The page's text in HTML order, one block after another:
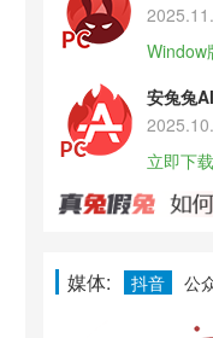
Window
安兔兔
立即下载
媒体: 抖音 公